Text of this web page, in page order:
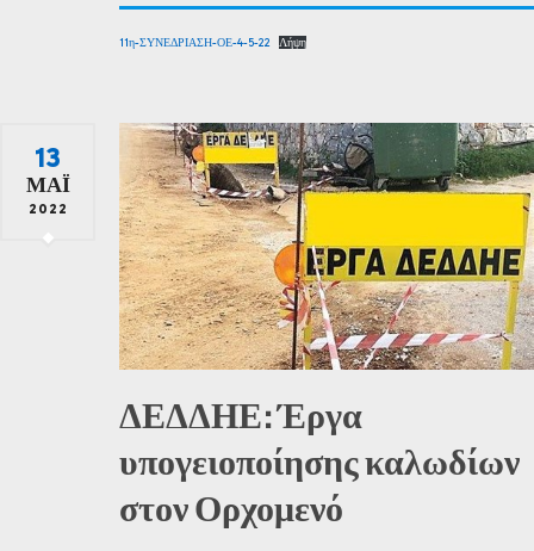
11η-ΣΥΝΕΔΡΙΑΣΗ-ΟΕ-4-5-22 Λήψη
13
ΜΆΙ
2022
ΔΕΔΔΗΕ: Έργα
υπογειοποίησης καλωδίων
στον Ορχομενό